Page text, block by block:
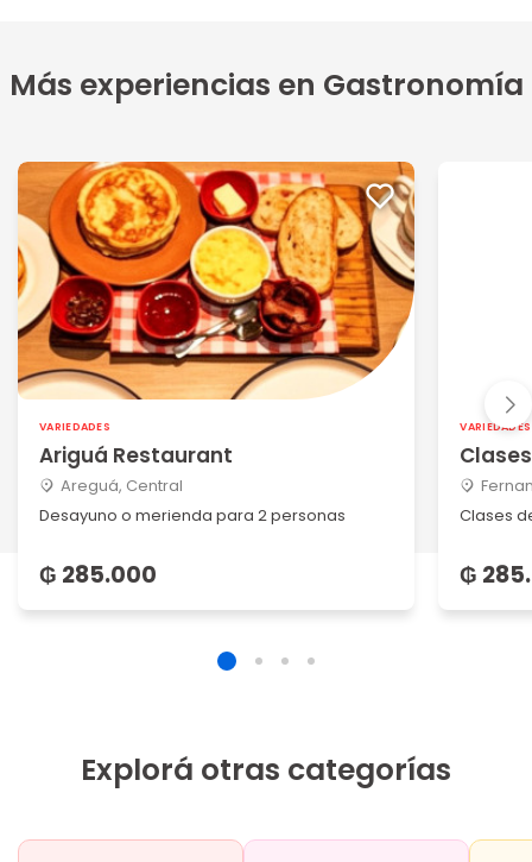
Más experiencias en Gastronomía
VARIEDADES
Ariguá Restaurant
Areguá, Central
Desayuno o merienda para 2 personas
₲ 285.000
VARIEDADES
Clases
₲
Explorá otras categorías